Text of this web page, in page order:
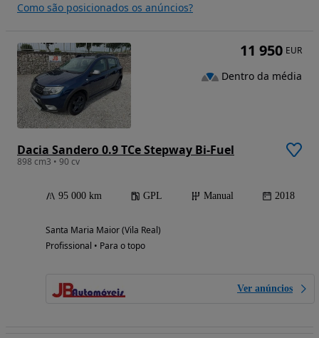
Como são posicionados os anúncios?
Dacia Sandero 0.9 TCe Stepway Bi-Fuel
898 cm3 • 90 cv
95 000 km GPL Manual 2018
Santa Maria Maior (Vila Real)
Profissional • Para o topo
Ver anúncios
11 950 EUR
Dentro da média